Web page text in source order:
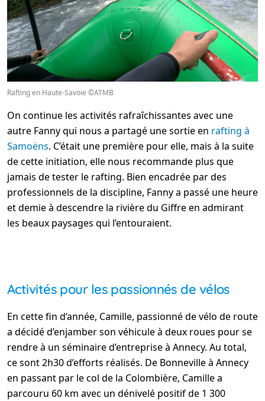
Rafting en Haute-Savoie ©ATMB
On continue les activités rafraîchissantes avec une
autre Fanny qui nous a partagé une sortie en rafting à
Samoëns. C’était une première pour elle, mais à la suite
de cette initiation, elle nous recommande plus que
jamais de tester le rafting. Bien encadrée par des
professionnels de la discipline, Fanny a passé une heure
et demie à descendre la rivière du Giffre en admirant
les beaux paysages qui l’entouraient.
Activités pour les passionnés de vélos
En cette fin d’année, Camille, passionné de vélo de route
a décidé d’enjamber son véhicule à deux roues pour se
rendre à un séminaire d’entreprise à Annecy. Au total,
ce sont 2h30 d’efforts réalisés. De Bonneville à Annecy
en passant par le col de la Colombière, Camille a
parcouru 60 km avec un dénivelé positif de 1 300